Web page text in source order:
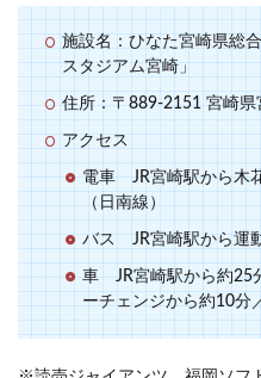
施設名：ひなた宮崎県総
スタジアム宮崎」
住所：〒889-2151 宮崎
アクセス
電車 JR宮崎駅から木
（日南線）
バス JR宮崎駅から運
車 JR宮崎駅から約25
ーチェンジから約10分